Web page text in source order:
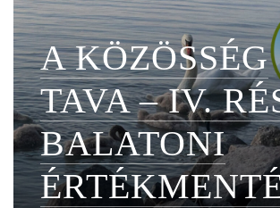
A KÖZÖSSÉG
TAVA – IV.
BALATONI